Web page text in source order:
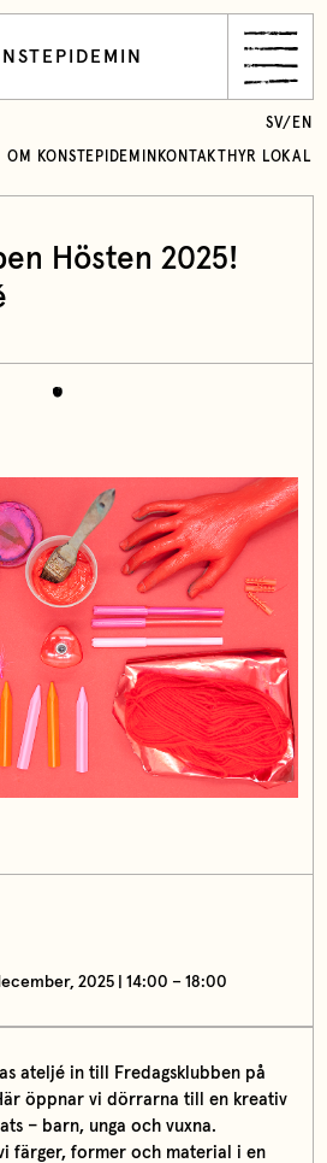
OM KONSTEPIDEMIN KONTAKT HYR LOKAL
SV/ EN
Hösten 2025!
2025 | 14:00 – 18:00
ateljé in till Fredagsklubben på
öppnar vi dörrarna till en kreativ
– barn, unga och vuxna.
färger, former och material i en